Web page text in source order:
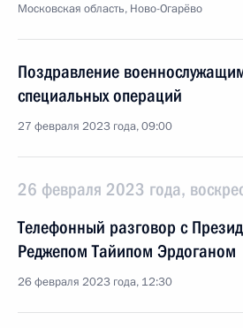
Московская область, Ново-Огарёво
Поздравление
специальных операций
27 февраля 2023 года, 09:00
26 февраля 2023 года,
Телефонный разговор с
Реджепом Тайипом Эрдоганом
26 февраля 2023 года, 12:30